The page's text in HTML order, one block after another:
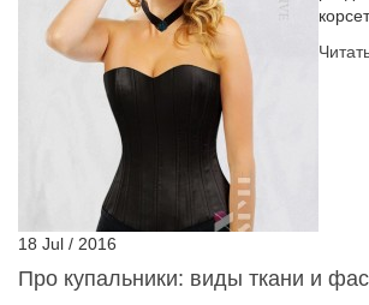
18 Jul / 2016
Про купальники: виды ткани и